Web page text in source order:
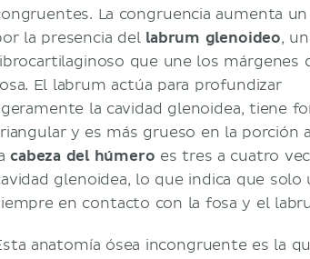
La congruencia aumenta
la presencia del labrum glenoideo,
que une los márgenes
El labrum actúa para profundizar
la cavidad glenoidea, tiene
y es más grueso en la porción
cabeza del húmero es tres a cuatro
glenoidea, lo que indica que
en contacto con la fosa y el
anatomía ósea incongruente es la